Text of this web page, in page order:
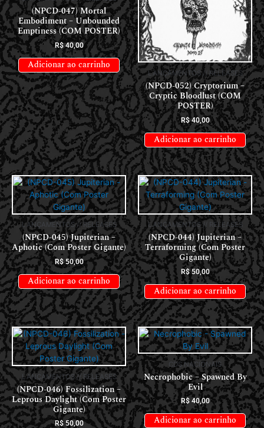
(NPCD-047) Mortal
Embodiment – Unbounded
Emptiness (COM POSTER)
R$40,00
Adicionar ao carrinho
LANÇAMENTOS // RELEASES
(NPCD-052) Cryptorium –
Cryptic Bloodlust (COM
POSTER)
R$40,00
Adicionar ao carrinho
LANÇAMENTOS // RELEASES
(NPCD-045) Jupiterian –
Aphotic (Com Poster Gigante)
R$50,00
Adicionar ao carrinho
LANÇAMENTOS // RELEASES
(NPCD-044) Jupiterian –
Terraforming (Com Poster
Gigante)
R$50,00
Adicionar ao carrinho
LANÇAMENTOS // RELEASES
(NPCD-046) Fossilization –
Leprous Daylight (Com Poster
Gigante)
R$50,00
CDS NACIONAIS
Necrophobic – Spawned By
Evil
R$40,00
Adicionar ao carrinho